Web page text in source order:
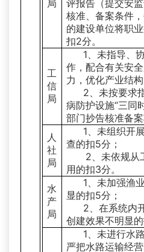
局
评报告（提交安
核准、备案条件
的建设单位将职
扣2分。
工
信
局
1、未指导、
作，配合有关安
力，优化产业结
2、未按要求
病防护设施“三同
部门抄告核准备
人
社
局
1、未组织开
查的扣5分；
2、未依规从工
用的扣3分。
水
产
局
1、未加强渔
显的扣5分；
2、在系统内
创建效果不明显的
1、未进行水
严把水路运输经